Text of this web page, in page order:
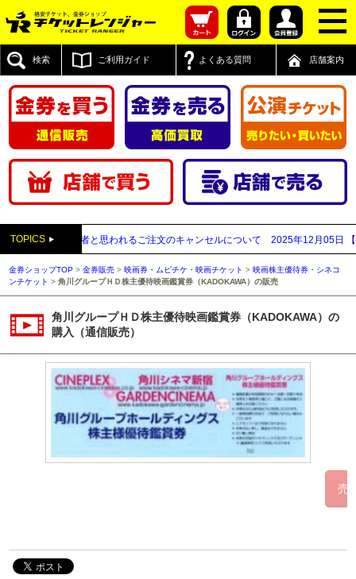
検索 ご利用ガイド よくある質問 店舗案内
TOPICS
払い買取業者と思われるご注文のキャンセルについて 2025年12月05日 【
金券ショップTOP >金券販売 >映画券・ムビチケ・映画チケット >映画株主優待券・シネコ
ンチケット >角川グループＨＤ株主優待映画鑑賞券（KADOKAWA）の販売
角川グループＨＤ株主優待映画鑑賞券（KADOKAWA）の
購入（通信販売）